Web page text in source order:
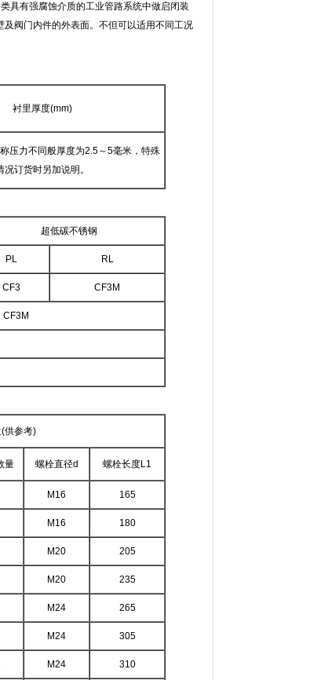
具有强腐蚀介质的工业管路系统中做启闭装
阀门内件的外表面。不但可以适用不同工况
衬里厚度(mm)
压力不同般厚度为2.5～5毫米，特殊
况订货时另加说明。
超低碳不锈钢
PL RL
CF3 CF3M
供参考)
量 螺栓直径d 螺栓长度L1
M16 165
M16 180
M20 205
M20 235
M24 265
M24 305
M24 310